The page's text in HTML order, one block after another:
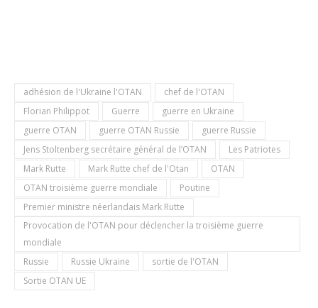
adhésion de l'Ukraine l'OTAN
chef de l'OTAN
Florian Philippot
Guerre
guerre en Ukraine
guerre OTAN
guerre OTAN Russie
guerre Russie
Jens Stoltenberg secrétaire général de l’OTAN
Les Patriotes
Mark Rutte
Mark Rutte chef de l'Otan
OTAN
OTAN troisième guerre mondiale
Poutine
Premier ministre néerlandais Mark Rutte
Provocation de l'OTAN pour déclencher la troisième guerre
mondiale
Russie
Russie Ukraine
sortie de l'OTAN
Sortie OTAN UE